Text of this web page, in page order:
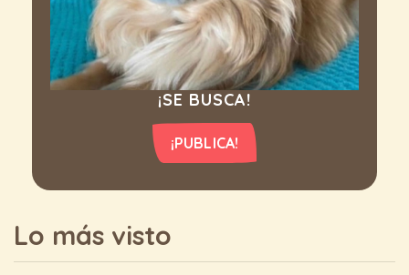
¡SE BUSCA!
¡PUBLICA!
Lo más visto